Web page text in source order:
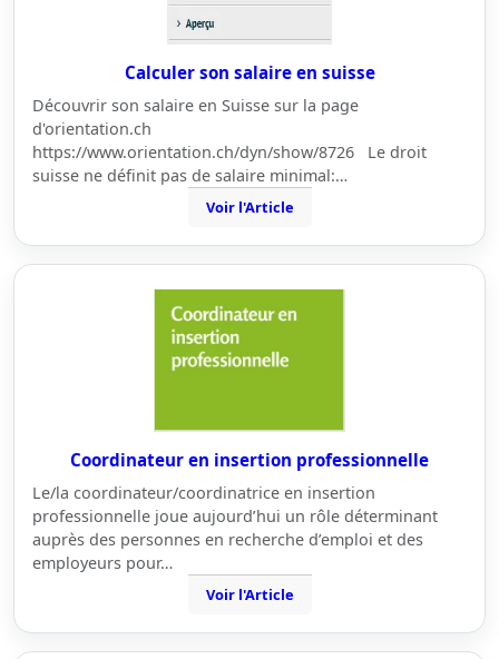
Calculer son salaire en suisse
Découvrir son salaire en Suisse sur la page
d'orientation.ch
https://www.orientation.ch/dyn/show/8726 Le droit
suisse ne définit pas de salaire minimal:…
Voir l'Article
Coordinateur en insertion professionnelle
Le/la coordinateur/coordinatrice en insertion
professionnelle joue aujourd’hui un rôle déterminant
auprès des personnes en recherche d’emploi et des
employeurs pour…
Voir l'Article